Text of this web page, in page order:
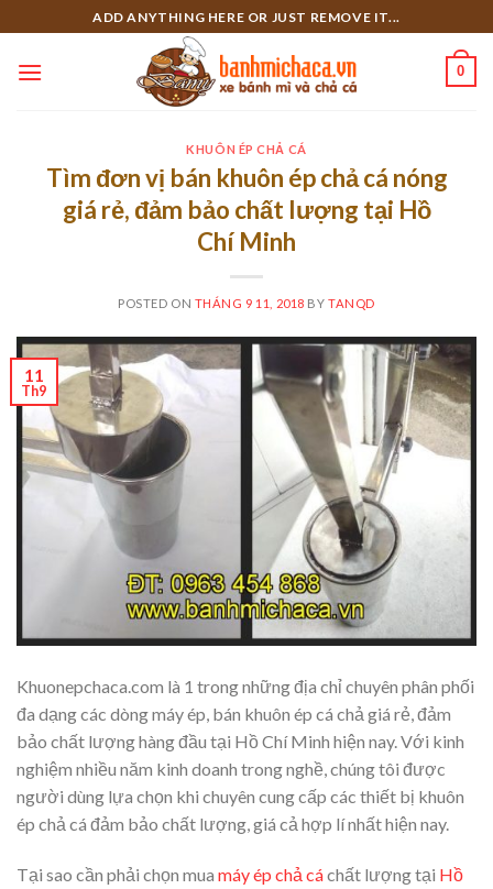
to
content
ADD ANYTHING HERE OR JUST REMOVE IT...
0
KHUÔN ÉP CHẢ CÁ
Tìm đơn vị bán khuôn ép chả cá nóng
giá rẻ, đảm bảo chất lượng tại Hồ
Chí Minh
POSTED ON THÁNG 9 11, 2018 BY TANQD
11
Th9
Khuonepchaca.com là 1 trong những địa chỉ chuyên phân phối
đa dạng các dòng máy ép, bán khuôn ép cá chả giá rẻ, đảm
bảo chất lượng hàng đầu tại Hồ Chí Minh hiện nay. Với kinh
nghiệm nhiều năm kinh doanh trong nghề, chúng tôi được
người dùng lựa chọn khi chuyên cung cấp các thiết bị khuôn
ép chả cá đảm bảo chất lượng, giá cả hợp lí nhất hiện nay.
Tại sao cần phải chọn mua máy ép chả cáchất lượng tại Hồ